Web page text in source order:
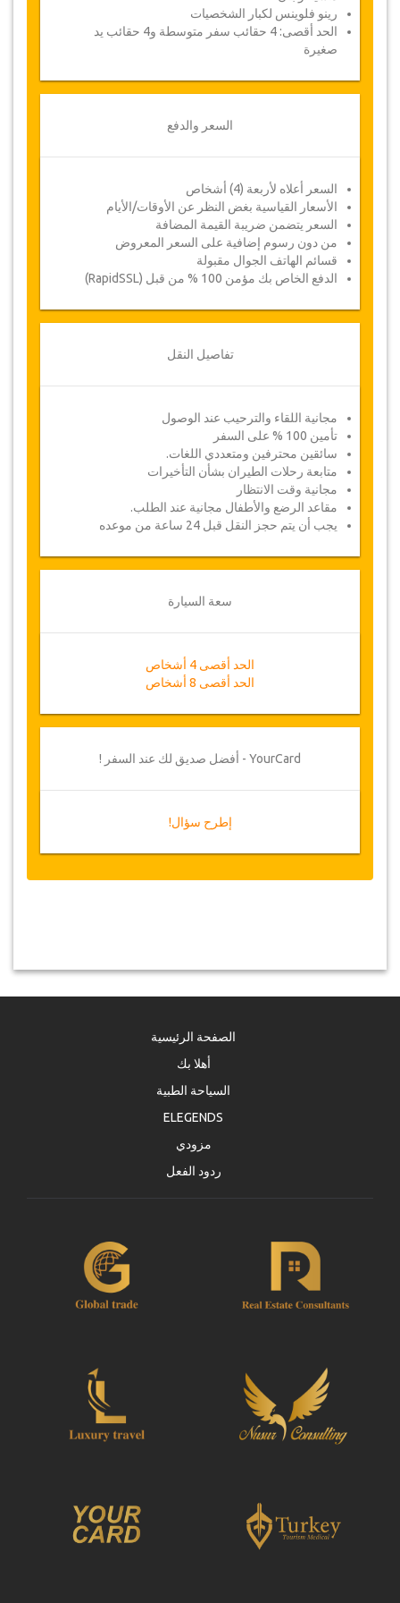
رينو فلوينس لكبار الشخصيات
الحد أقصى: 4 حقائب سفر متوسطة و4 حقائب يد
صغيرة
السعر والدفع
السعر أعلاه لأربعة (4) أشخاص
الأسعار القياسية بغض النظر عن الأوقات/الأيام
السعر يتضمن ضريبة القيمة المضافة
من دون رسوم إضافية على السعر المعروض
قسائم الهاتف الجوال مقبولة
الدفع الخاص بك مؤمن 100 % من قبل (RapidSSL)
تفاصيل النقل
مجانية اللقاء والترحيب عند الوصول
تأمين 100 % على السفر
سائقين محترفين ومتعددي اللغات.
متابعة رحلات الطيران بشأن التأخيرات
مجانية وقت الانتظار
مقاعد الرضع والأطفال مجانية عند الطلب.
يجب أن يتم حجز النقل قبل 24 ساعة من موعده
سعة السيارة
الحد أقصى 4 أشخاص
الحد أقصى 8 أشخاص
YourCard - أفضل صديق لك عند السفر !
إطرح سؤال!
الصفحة الرئيسية
أهلا بك
السياحة الطبية
ELEGENDS
مزودي
ردود الفعل